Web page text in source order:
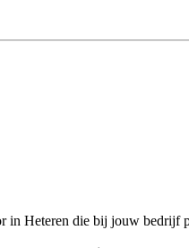
in Heteren die bij jouw bedrijf